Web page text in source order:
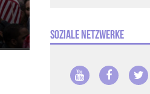
Soziale Netzwerke